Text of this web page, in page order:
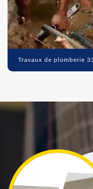
Travaux de plomberie